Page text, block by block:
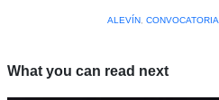
ALEVÍN, CONVOCATORIA
What you can read next